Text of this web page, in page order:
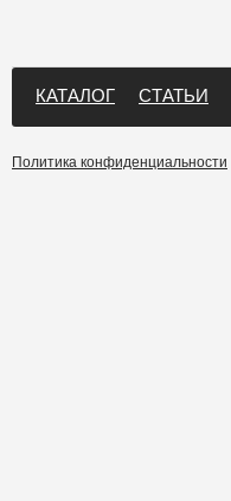
КАТАЛОГ СТАТЬИ
Политика конфиденциальности